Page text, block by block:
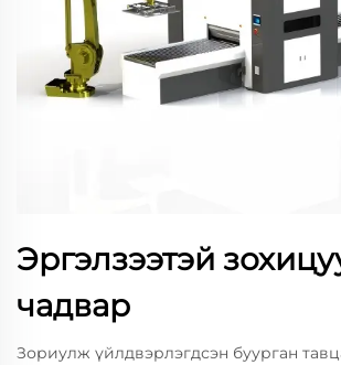
Эргэлзээтэй
чадвар
Зориулж үйлдвэрлэгдсэн буурган